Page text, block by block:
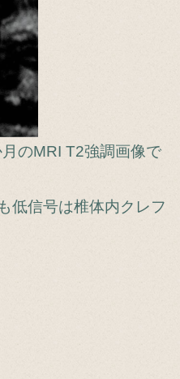
のMRI T2強調画像で
低信号は椎体内クレフ